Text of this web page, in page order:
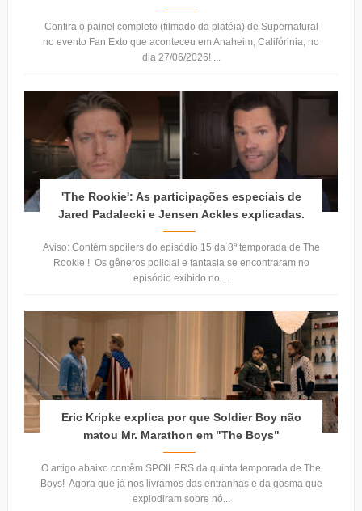
Confira o painel completo (filmado da platéia) de Supernatural
no evento Fan Exto que aconteceu em Anaheim, Califórinia, no
dia 27/06/2026! ...
'The Rookie': As participações especiais de
Jared Padalecki e Jensen Ackles explicadas.
Aviso: Contém spoilers do episódio 15 da 8ª temporada de The
Rookie ! Os gêneros policial e fantasia se encontraram no
episódio exibido no ...
Eric Kripke explica por que Soldier Boy não
matou Mr. Marathon em "The Boys"
O artigo abaixo contêm SPOILERS da quinta temporada de The
Boys! Agora que já nos livramos das entranhas e da gosma que
explodiram sobre nó...